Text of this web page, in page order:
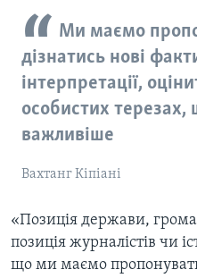
Ми маємо
дізнатись нові
інтерпретації,
особистих терезах,
важливіше
Вахтанг Кіпіані
«Позиція держави,
позиція журналістів чи
що ми маємо